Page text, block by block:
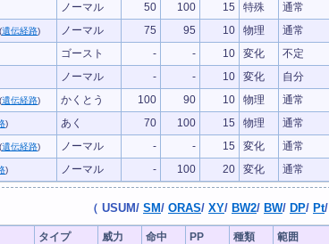
ノーマル 50 100 15 特殊 通常
(遺伝経路) ノーマル 75 95 10 物理 通常
ゴースト - - 10 変化 不定
ノーマル - - 10 変化 自分
(遺伝経路) かくとう 100 90 10 物理 通常
) あく 70 100 15 物理 通常
(遺伝経路) ノーマル - - 15 変化 通常
) ノーマル - 100 20 変化 通常
（ USUM/ SM/ ORAS/ XY/ BW2/ BW/ DP/ Pt/
タイプ 威力 命中 PP 種類 範囲